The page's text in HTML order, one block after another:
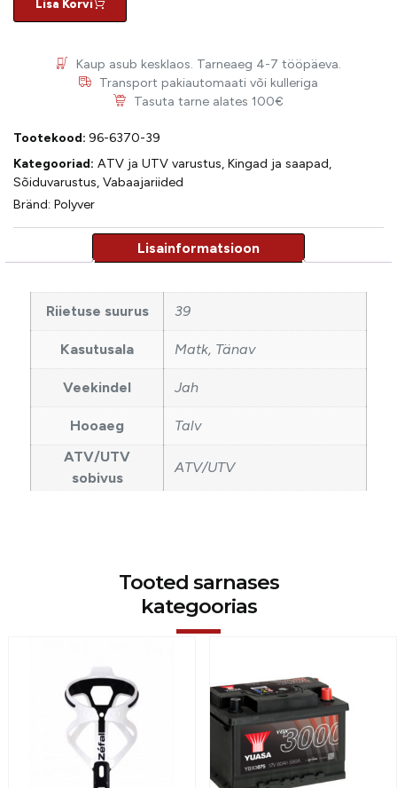
Lisa Korvi
Kaup asub kesklaos. Tarneaeg 4-7 tööpäeva.
Transport pakiautomaati või kulleriga
Tasuta tarne alates 100€
Tootekood: 96-6370-39
Kategooriad: ATV ja UTV varustus, Kingad ja saapad,
Sõiduvarustus, Vabaajariided
Bränd: Polyver
Riietuse suurus 39
Kasutusala Matk, Tänav
Veekindel Jah
Hooaeg
Talv
ATV/UTV
sobivus
ATV/UTV
Tooted sarnases
kategoorias